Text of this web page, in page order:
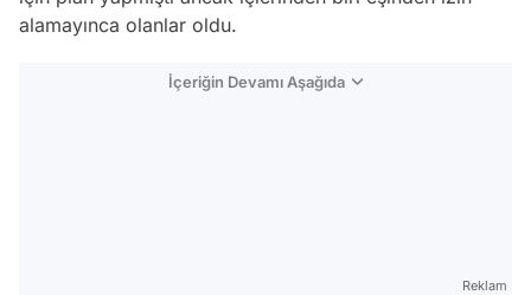
alamayınca olanlar oldu.
İçeriğin Devamı Aşağıda
Reklam